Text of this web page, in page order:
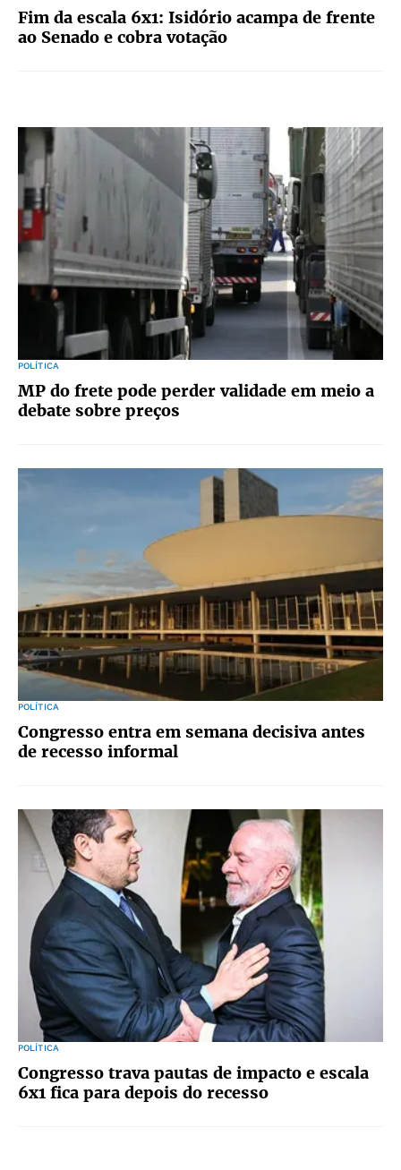
Fim da escala 6x1: Isidório acampa de frente
ao Senado e cobra votação
POLÍTICA
MP do frete pode perder validade em meio a
debate sobre preços
POLÍTICA
Congresso entra em semana decisiva antes
de recesso informal
POLÍTICA
Congresso trava pautas de impacto e escala
6x1 fica para depois do recesso